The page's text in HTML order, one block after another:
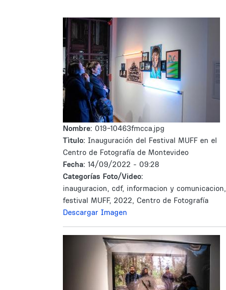
Nombre: 019-10463fmcca.jpg
Tìtulo: Inauguración del Festival MUFF en el
Centro de Fotografía de Montevideo
Fecha: 14/09/2022 - 09:28
Categorías Foto/Video:
inauguracion, cdf, informacion y comunicacion,
festival MUFF, 2022, Centro de Fotografía
Descargar Imagen